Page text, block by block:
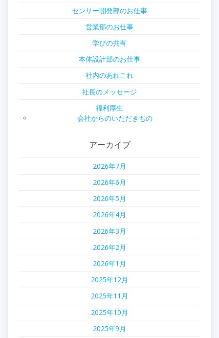
センサー開発部のお仕事
営業部のお仕事
学びの共有
本体設計部のお仕事
社内のあれこれ
社長のメッセージ
福利厚生
会社からのいただきもの
アーカイブ
2026年7月
2026年6月
2026年5月
2026年4月
2026年3月
2026年2月
2026年1月
2025年12月
2025年11月
2025年10月
2025年9月